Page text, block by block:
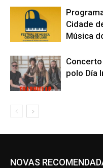
Cidade
Música
polo Día
NOVAS